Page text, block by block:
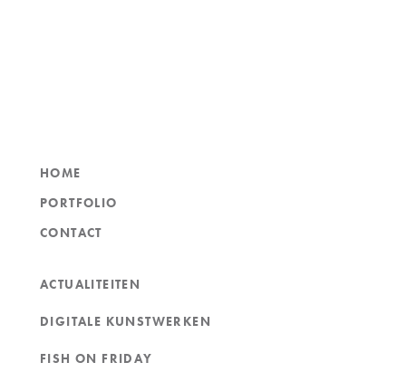
HOME
PORTFOLIO
CONTACT
ACTUALITEITEN
DIGITALE KUNSTWERKEN
FISH ON FRIDAY